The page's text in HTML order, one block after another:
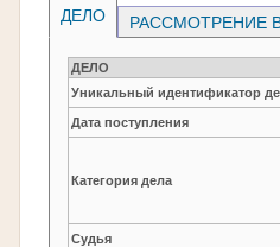
ДЕЛО РАССМОТРЕНИЕ
ДЕЛО
Уникальный идентификатор
Дата поступления
Категория дела
Судья